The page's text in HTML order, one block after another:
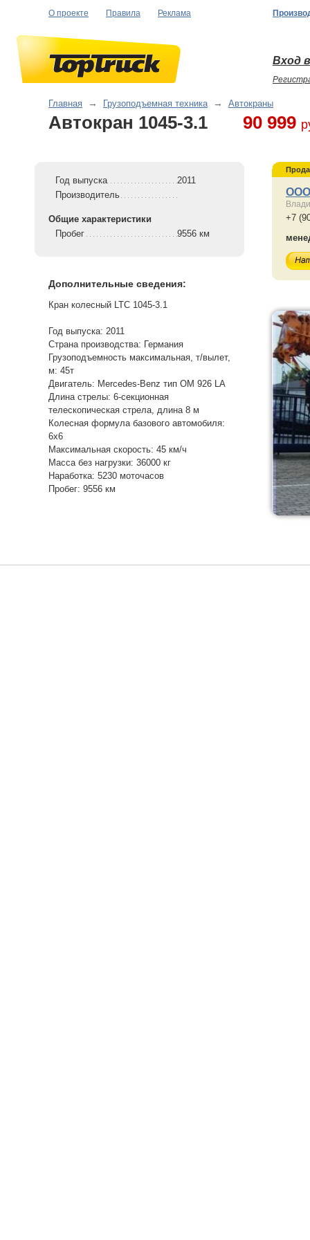
О проекте Правила Реклама
Вход
Главная → Грузоподъемная техника → Автокраны
Автокран 1045-3.1 90 999
Год выпуска
2011
Производитель
Общие характеристики
Пробег
9556 км
Дополнительные сведения:
Кран колесный LTC 1045-3.1
Год выпуска: 2011
Страна производства: Германия
Грузоподъемность максимальная, т/вылет,
м: 45т
Двигатель: Mercedes-Benz тип OM 926 LA
Длина стрелы: 6-секционная
телескопическая стрела, длина 8 м
Колесная формула базового автомобиля:
6х6
Максимальная скорость: 45 км/ч
Масса без нагрузки: 36000 кг
Наработка: 5230 моточасов
Пробег: 9556 км
+7